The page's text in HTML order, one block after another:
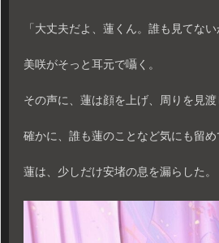
「大丈夫だよ、蓮くん。誰も見てない
美咲がそっと耳元で囁く。
その声に、蓮は顔を上げ、周りを見渡
確かに、誰も蓮のことなど気にも留め
蓮は、少しだけ安堵の息を漏らした。